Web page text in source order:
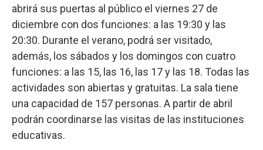
abrirá sus puertas al público el viernes 27 de
diciembre con dos funciones: a las 19:30 y las
20:30. Durante el verano, podrá ser visitado,
además, los sábados y los domingos con cuatro
funciones: a las 15, las 16, las 17 y las 18. Todas las
actividades son abiertas y gratuitas. La sala tiene
una capacidad de 157 personas. A partir de abril
podrán coordinarse las visitas de las instituciones
educativas.